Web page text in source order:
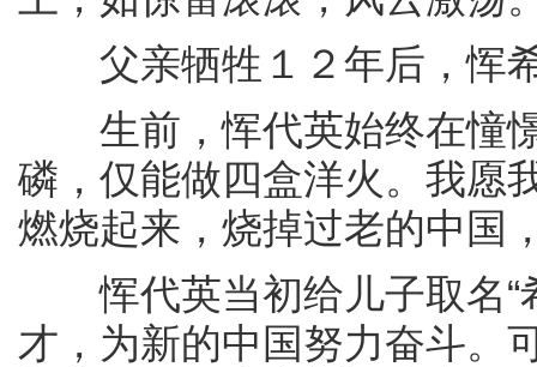
父亲牺牲１２年后，恽希
生前，恽代英始终在憧憬
磷，仅能做四盒洋火。我愿
燃烧起来，烧掉过老的中国
恽代英当初给儿子取名“
才，为新的中国努力奋斗。